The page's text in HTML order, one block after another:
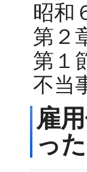
昭和
第２
第１
不当
雇
っ